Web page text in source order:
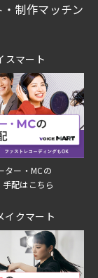
制作マッチン
スマート
ター・MCの
配はこちら
イクマート